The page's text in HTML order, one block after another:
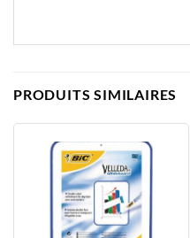
PRODUITS SIMILAIRES